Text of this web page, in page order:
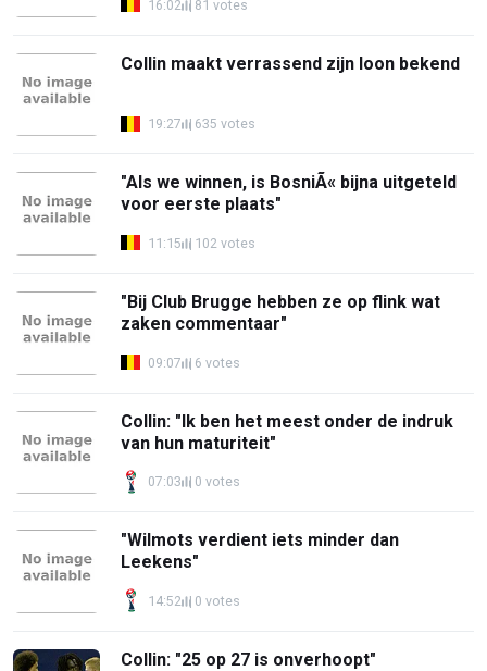
16:02 81 votes
Collin maakt verrassend zijn loon bekend
19:27 635 votes
"Als we winnen, is BosniÃ« bijna uitgeteld
voor eerste plaats"
11:15 102 votes
"Bij Club Brugge hebben ze op flink wat
zaken commentaar"
09:07 6 votes
Collin: "Ik ben het meest onder de indruk
van hun maturiteit"
07:03 0 votes
"Wilmots verdient iets minder dan
Leekens"
14:52 0 votes
Collin: "25 op 27 is onverhoopt"